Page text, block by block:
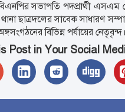
সভাপতি পদপ্রার্থী
ছাত্রদলের সাবেক সাধারণ
বিভিন্ন পর্যায়ের নেতৃবৃন্দ।
Post in Your Social